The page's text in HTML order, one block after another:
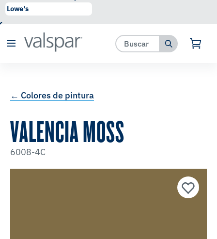
se ha agregado a favoritos.
← Colores de pintura
VALENCIA MOSS
6008-4C